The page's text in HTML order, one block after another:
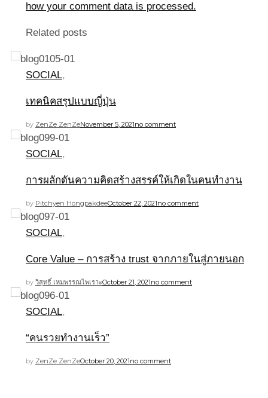
how your comment data is processed.
Related posts
SOCIAL,
เทคนิคสรุปแบบญี่ปุ่น
by ZenZe ZenZeNovember 5, 2021no comment
SOCIAL,
การผลักดันความคิดสร้างสรรค์ให้เกิดในคนทำงาน
by Pitchyen HongpakdeeOctober 22, 2021no comment
SOCIAL,
Core Value – การสร้าง trust จากภายในสู่ภายนอก
by วิสุทธิ์ เหมพรรณไพเราะOctober 21, 2021no comment
SOCIAL,
“คนรวยทำงานเร็ว”
by ZenZe ZenZeOctober 20, 2021no comment